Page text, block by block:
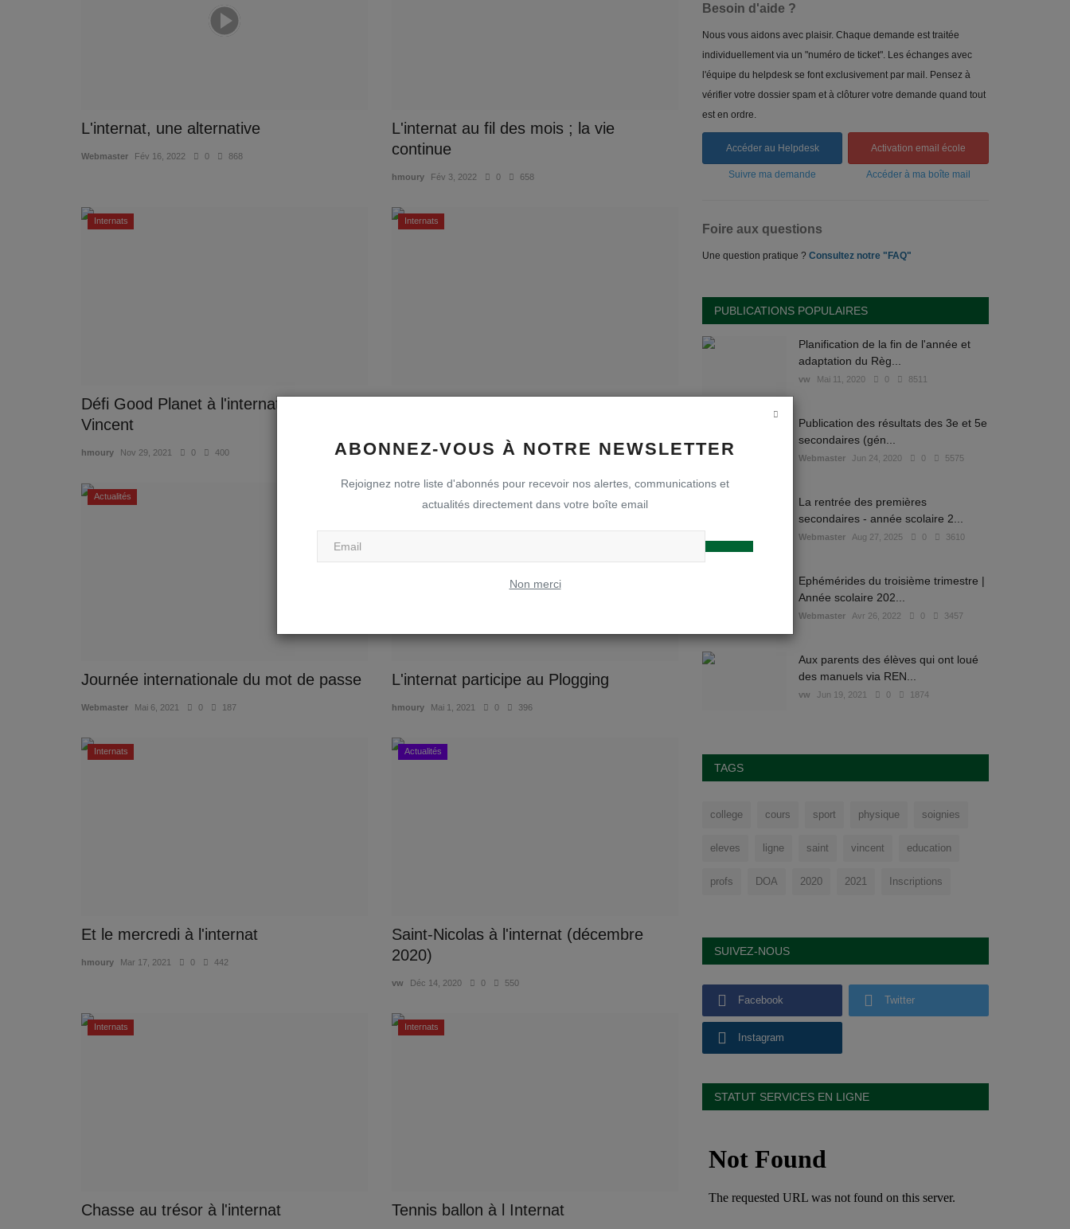
ABONNEZ-VOUS À NOTRE NEWSLETTER
Rejoignez notre liste d'abonnés pour recevoir nos alertes, communications et
actualités directement dans votre boîte email
Non merci
L'internat, une alternative
Webmaster Fév 16, 2022 0 868
L'internat au fil des mois ; la vie
continue
hmoury Fév 3, 2022 0 658
Internats
Défi Good Planet à l'internat Saint-
Vincent
hmoury Nov 29, 2021 0 400
Internats
Actualités
Journée internationale du mot de passe
Webmaster Mai 6, 2021 0 187
L'internat participe au Plogging
hmoury Mai 1, 2021 0 396
Internats
Et le mercredi à l'internat
hmoury Mar 17, 2021 0 442
Actualités
Saint-Nicolas à l'internat (décembre
2020)
vw Déc 14, 2020 0 550
Internats
Chasse au trésor à l'internat
Internats
Tennis ballon à l Internat
Besoin d'aide ?
Nous vous aidons avec plaisir. Chaque demande est traitée
individuellement via un "numéro de ticket". Les échanges avec
l'équipe du helpdesk se font exclusivement par mail. Pensez à
vérifier votre dossier spam et à clôturer votre demande quand tout
est en ordre.
Accéder au Helpdesk Activation email école
Suivre ma demande Accéder à ma boîte mail
Foire aux questions
Une question pratique ? Consultez notre "FAQ"
PUBLICATIONS POPULAIRES
Planification de la fin de l'année et
adaptation du Règ...
vw Mai 11, 2020 0 8511
Publication des résultats des 3e et 5e
secondaires (gén...
Webmaster Jun 24, 2020 0 5575
La rentrée des premières
secondaires - année scolaire 2...
Webmaster Aug 27, 2025 0 3610
Ephémérides du troisième trimestre |
Année scolaire 202...
Webmaster Avr 26, 2022 0 3457
Aux parents des élèves qui ont loué
des manuels via REN...
vw Jun 19, 2021 0 1874
TAGS
college cours sport physique soignies
eleves ligne saint vincent education
profs DOA 2020 2021 Inscriptions
SUIVEZ-NOUS
Facebook Twitter
Instagram
STATUT SERVICES EN LIGNE